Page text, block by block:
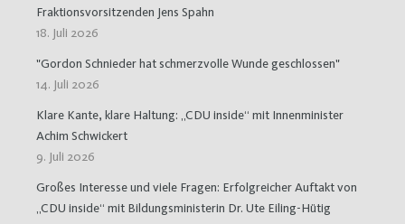
Fraktionsvorsitzenden Jens Spahn
18. Juli 2026
"Gordon Schnieder hat schmerzvolle Wunde geschlossen"
14. Juli 2026
Klare Kante, klare Haltung: „CDU inside“ mit Innenminister
Achim Schwickert
9. Juli 2026
Großes Interesse und viele Fragen: Erfolgreicher Auftakt von
„CDU inside“ mit Bildungsministerin Dr. Ute Eiling-Hütig